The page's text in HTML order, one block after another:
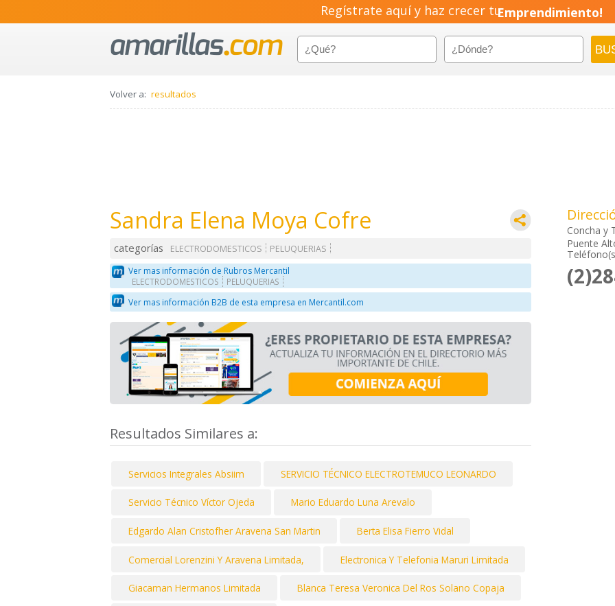
Regístrate aquí y haz crecer tuEmprendimiento!
Volver a: resultados
Sandra Elena Moya Cofre
categorías ELECTRODOMESTICOS
PELUQUERIAS
Ver mas información de Rubros Mercantil
ELECTRODOMESTICOS PELUQUERIAS
Ver mas información B2B de esta empresa en Mercantil.com
Resultados Similares a:
Servicios Integrales Absiim SERVICIO TÉCNICO ELECTROTEMUCO LEONARDO
Servicio Técnico Víctor Ojeda Mario Eduardo Luna Arevalo
Edgardo Alan Cristofher Aravena San Martin Berta Elisa Fierro Vidal
Comercial Lorenzini Y Aravena Limitada, Electronica Y Telefonia Maruri Limitada
Giacaman Hermanos Limitada Blanca Teresa Veronica Del Ros Solano Copaja
Concha y
Puente